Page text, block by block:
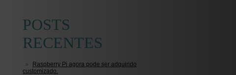
POSTS
RECENTES
Raspberry Pi agora pode ser adquirido
customizado.